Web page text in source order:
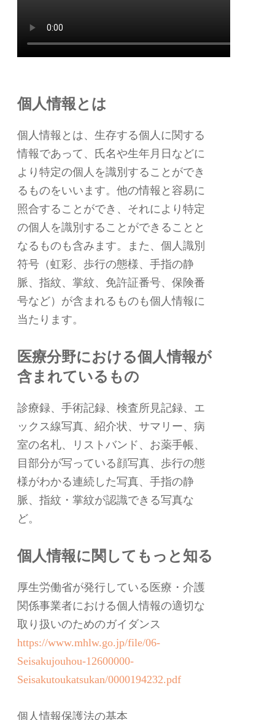
個人情報とは
個人情報とは、生存する個人に関する
情報であって、氏名や生年月日などに
より特定の個人を識別することができ
るものをいいます。他の情報と容易に
照合することができ、それにより特定
の個人を識別することができることと
なるものも含みます。また、個人識別
符号（虹彩、歩行の態様、手指の静
脈、指紋、掌紋、免許証番号、保険番
号など）が含まれるものも個人情報に
当たります。
医療分野における個人情報が
含まれているもの
診療録、手術記録、検査所見記録、エ
ックス線写真、紹介状、サマリー、病
室の名札、リストバンド、お薬手帳、
目部分が写っている顔写真、歩行の態
様がわかる連続した写真、手指の静
脈、指紋・掌紋が認識できる写真な
ど。
個人情報に関してもっと知る
厚生労働省が発行している医療・介護
関係事業者における個人情報の適切な
取り扱いのためのガイダンス
https://www.mhlw.go.jp/file/06-
Seisakujouhou-12600000-
Seisakutoukatsukan/0000194232.pdf
個人情報保護法の基本